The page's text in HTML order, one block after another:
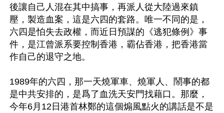
後讓自己人混在其中搞事，再派人從大陸過來鎮
壓，製造血案，這是六四的套路。唯一不同的是，
六四是怕失去政權，而近日預謀的《逃犯條例》事
件，是江曾派系要控制香港，霸佔香港，把香港當
作自己的退守之地。
1989年的六四，那一天燒軍車、燒軍人、鬧事的都
是中共安排的，是爲了血洗天安門找藉口。那麼，
今年6月12日港首林鄭的這個煽風點火的講話是不是